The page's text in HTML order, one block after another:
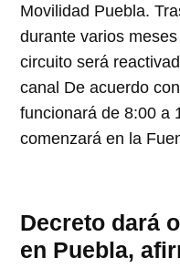
Movilidad Puebla.
durante varios
circuito será
canal De acuerdo
funcionará de 8:00 a
comenzará en la
Decreto dará
en Puebla,